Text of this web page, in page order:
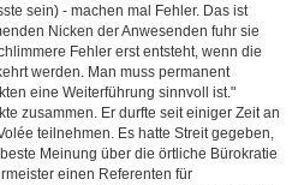
sein) - machen mal Fehler. Das ist
Nicken der Anwesenden fuhr sie
Fehler erst entsteht, wenn die
werden. Man muss permanent
eine Weiterführung sinnvoll ist."
zusammen. Er durfte seit einiger Zeit an
teilnehmen. Es hatte Streit gegeben,
Meinung über die örtliche Bürokratie
einen Referenten für